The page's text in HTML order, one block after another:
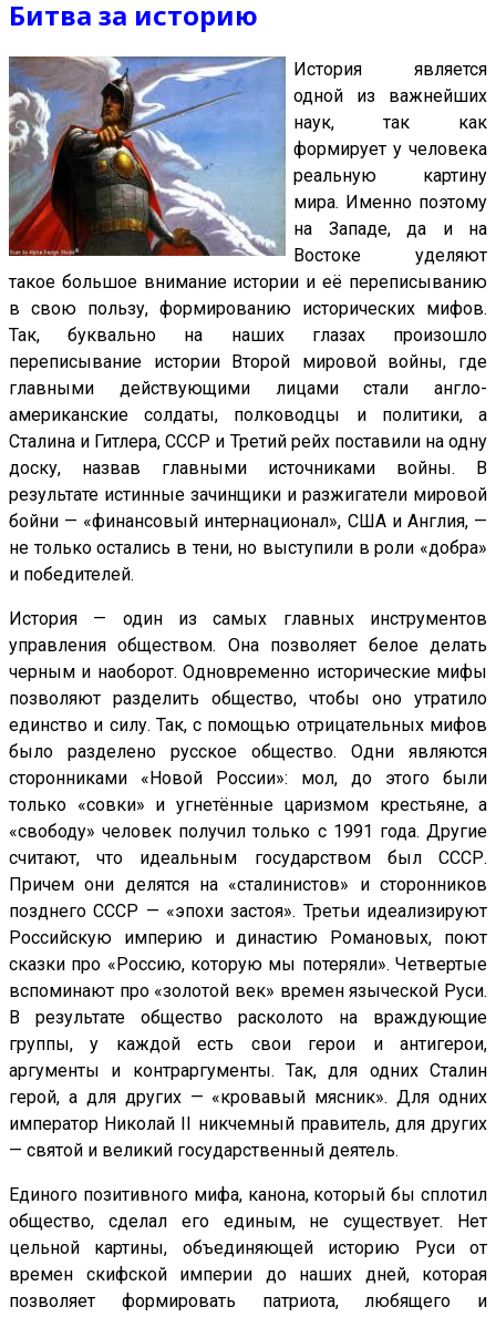
Битва за историю
История является
одной из важнейших
наук, так как
формирует у человека
реальную картину
мира. Именно поэтому
на Западе, да и на
Востоке уделяют
такое большое внимание истории и её переписыванию
в свою пользу, формированию исторических мифов.
Так, буквально на наших глазах произошло
переписывание истории Второй мировой войны, где
главными действующими лицами стали англо-
американские солдаты, полководцы и политики, а
Сталина и Гитлера, СССР и Третий рейх поставили на одну
доску, назвав главными источниками войны. В
результате истинные зачинщики и разжигатели мировой
бойни — «финансовый интернационал», США и Англия, —
не только остались в тени, но выступили в роли «добра»
и победителей.
История — один из самых главных инструментов
управления обществом. Она позволяет белое делать
черным и наоборот. Одновременно исторические мифы
позволяют разделить общество, чтобы оно утратило
единство и силу. Так, с помощью отрицательных мифов
было разделено русское общество. Одни являются
сторонниками «Новой России»: мол, до этого были
только «совки» и угнетённые царизмом крестьяне, а
«свободу» человек получил только с 1991 года. Другие
считают, что идеальным государством был СССР.
Причем они делятся на «сталинистов» и сторонников
позднего СССР — «эпохи застоя». Третьи идеализируют
Российскую империю и династию Романовых, поют
сказки про «Россию, которую мы потеряли». Четвертые
вспоминают про «золотой век» времен языческой Руси.
В результате общество расколото на враждующие
группы, у каждой есть свои герои и антигерои,
аргументы и контраргументы. Так, для одних Сталин
герой, а для других — «кровавый мясник». Для одних
император Николай II никчемный правитель, для других
— святой и великий государственный деятель.
Единого позитивного мифа, канона, который бы сплотил
общество, сделал его единым, не существует. Нет
цельной картины, объединяющей историю Руси от
времен скифской империи до наших дней, которая
позволяет формировать патриота, любящего и